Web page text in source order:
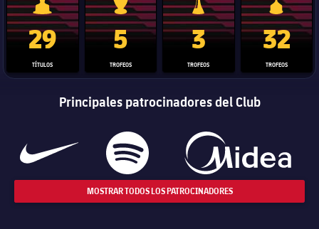
Trofeo de La Liga
29
TÍTULOS
Trofeo de la Liga de Campeones
5
TROFEOS
Trofeo del Mundial de
3
TROFEOS
Copa del
32
TROFEOS
Principales patrocinadores del Club
MOSTRAR TODOS LOS PATROCINADORES